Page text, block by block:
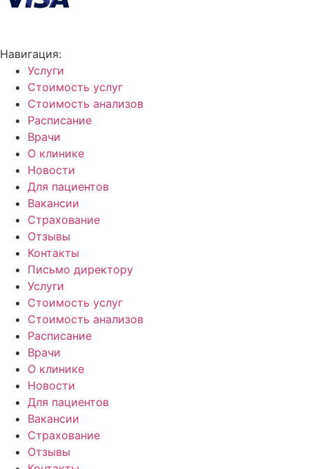
Навигация:
Услуги
Стоимость услуг
Стоимость анализов
Расписание
Врачи
О клинике
Новости
Для пациентов
Вакансии
Страхование
Отзывы
Контакты
Письмо директору
Услуги
Стоимость услуг
Стоимость анализов
Расписание
Врачи
О клинике
Новости
Для пациентов
Вакансии
Страхование
Отзывы